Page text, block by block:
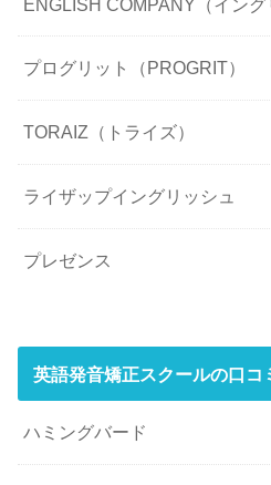
プログリット（PROGRIT）
TORAIZ（トライズ）
ライザップイングリッシュ
プレゼンス
英語発音矯正スクールの口コ
ハミングバード